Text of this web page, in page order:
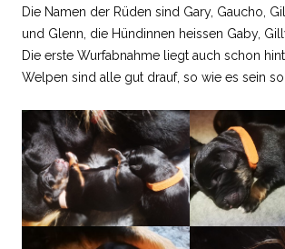
Die Namen der Rüden sind Gary, Gaucho,
und Glenn, die Hündinnen heissen Gaby,
Die erste Wurfabnahme liegt auch schon
Welpen sind alle gut drauf, so wie es sein